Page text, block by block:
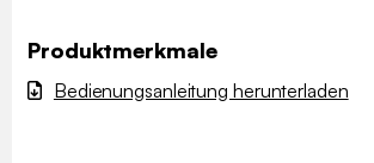
Produktmerkmale
Bedienungsanleitung herunterladen